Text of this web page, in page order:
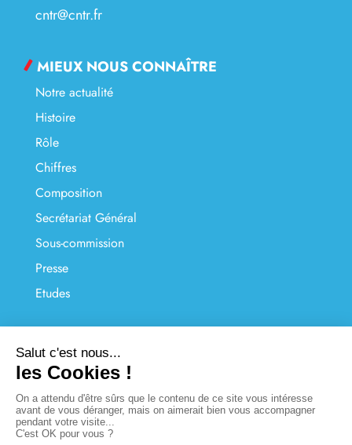
cntr@cntr.fr
MIEUX NOUS CONNAÎTRE
Notre actualité
Histoire
Rôle
Chiffres
Composition
Secrétariat Général
Sous-commission
Presse
Etudes
LIENS UTILES
Nous contacter
FAQ
Liens